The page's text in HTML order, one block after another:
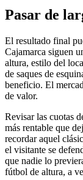
Pasar de
El resultado final
Cajamarca siguen
altura, estilo del
de saques de
beneficio. El
de valor.
Revisar las cuotas
más rentable que
recordar aquel
el visitante se
que nadie lo
fútbol de altura, a